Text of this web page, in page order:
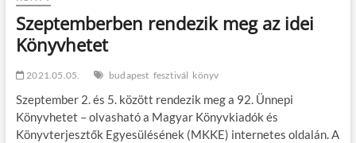
Szeptemberben rendezik meg az idei
Könyvhetet
2021.05.05. budapest fesztivál könyv
Szeptember 2. és 5. között rendezik meg a 92. Ünnepi
Könyvhetet – olvasható a Magyar Könyvkiadók és
Könyvterjesztők Egyesülésének (MKKE) internetes oldalán. A